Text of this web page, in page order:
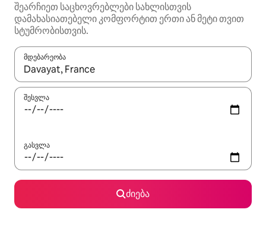
შეარჩიეთ საცხოვრებლები სახლისთვის
დამახასიათებელი კომფორტით ერთი ან მეტი თვით
სტუმრობისთვის.
მდებარეობა
როცა შედეგები ხელმისაწვდომი გახდება, ნავიგაციისთვის
შესვლა
გასვლა
ძიება